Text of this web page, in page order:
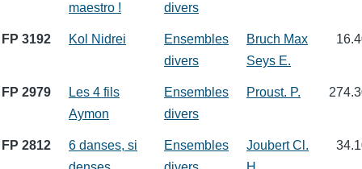
maestro !
divers
FP 3192 Kol Nidrei
Ensembles
divers
Bruch Max
Seys E.
FP 2979
Les 4 fils
Aymon
Ensembles
divers
Proust. P.
FP 2812
6 danses, si
Ensembles
Joubert Cl.